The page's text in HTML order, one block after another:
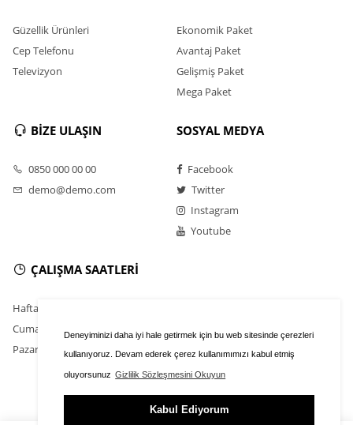
Deneyiminizi daha iyi hale getirmek için bu web sitesinde çerezleri
kullanıyoruz. Devam ederek çerez kullanımımızı kabul etmiş
oluyorsunuz Gizlilik Sözleşmesini Okuyun
Kabul Ediyorum
Güzellik Ürünleri
Cep Telefonu
Televizyon
Ekonomik Paket
Avantaj Paket
Gelişmiş Paket
Mega Paket
BİZE ULAŞIN
0850 000 00 00
demo@demo.com
SOSYAL MEDYA
Facebook
Twitter
Instagram
Youtube
ÇALIŞMA SAATLERİ
Hafta İçi : 9.00 - 18.30
Cumartesi : 11.00 - 16.00
Pazar : Kapalı